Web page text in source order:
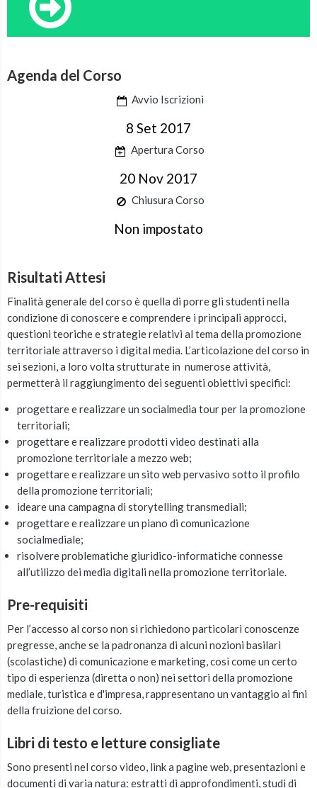
Agenda del Corso
Avvio Iscrizioni
8 Set 2017
Apertura Corso
20 Nov 2017
Chiusura Corso
Non impostato
Risultati Attesi
Finalità generale del corso è quella di porre gli studenti nella
condizione di conoscere e comprendere i principali approcci,
questioni teoriche e strategie relativi al tema della promozione
territoriale attraverso i digital media. L’articolazione del corso in
sei sezioni, a loro volta strutturate in numerose attività,
permetterà il raggiungimento dei seguenti obiettivi specifici:
progettare e realizzare un socialmedia tour per la promozione
territoriali;
progettare e realizzare prodotti video destinati alla
promozione territoriale a mezzo web;
progettare e realizzare un sito web pervasivo sotto il profilo
della promozione territoriali;
ideare una campagna di storytelling transmediali;
progettare e realizzare un piano di comunicazione
socialmediale;
risolvere problematiche giuridico-informatiche connesse
all’utilizzo dei media digitali nella promozione territoriale.
Pre-requisiti
Per l’accesso al corso non si richiedono particolari conoscenze
pregresse, anche se la padronanza di alcuni nozioni basilari
(scolastiche) di comunicazione e marketing, così come un certo
tipo di esperienza (diretta o non) nei settori della promozione
mediale, turistica e d'impresa, rappresentano un vantaggio ai fini
della fruizione del corso.
Libri di testo e letture consigliate
Sono presenti nel corso video, link a pagine web, presentazioni e
documenti di varia natura: estratti di approfondimenti, studi di